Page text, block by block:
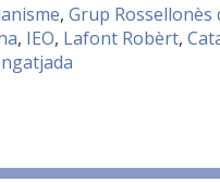
, Grup Rossellonès
, IEO, Lafont Robèrt,